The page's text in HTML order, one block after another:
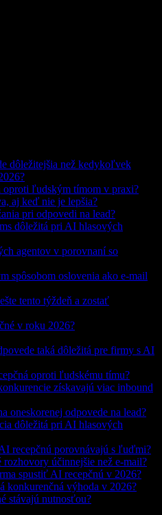
dôležitejšia než kedykoľvek
oproti ľudským tímom v praxi?
aj keď nie je lepšia?
pri odpovedi na lead?
dôležitá pri AI hlasových
agentov v porovnaní so
spôsobom oslovenia ako e-mail
tento týždeň a zostať
v roku 2026?
taká dôležitá pre firmy s AI
oproti ľudskému tímu?
získavajú viac inbound
oneskorenej odpovede na lead?
dôležitá pri AI hlasových
recepčnú porovnávajú s ľuďmi?
rozhovory účinnejšie než e-mail?
spustiť AI recepčnú v 2026?
konkurenčná výhoda v 2026?
stávajú nutnosťou?